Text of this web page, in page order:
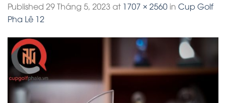
Published 29 Tháng 5, 2023 at 1707 × 2560 in Cup Golf
Pha Lê 12